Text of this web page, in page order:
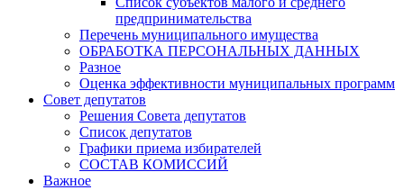
предпринимательства
Перечень муниципального имущества
ОБРАБОТКА ПЕРСОНАЛЬНЫХ ДАННЫХ
Разное
Оценка эффективности муниципальных программ
Совет депутатов
Решения Совета депутатов
Список депутатов
Графики приема избирателей
СОСТАВ КОМИССИЙ
Важное